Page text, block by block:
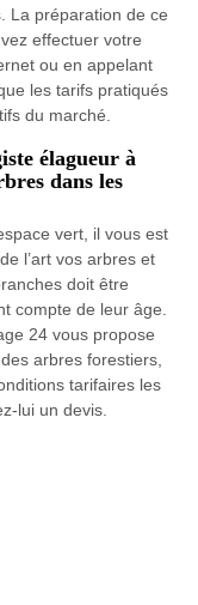
La préparation de ce
effectuer votre
ou en appelant
les tarifs pratiqués
du marché.
élagueur à
dans les
vert, il vous est
l’art vos arbres et
doit être
compte de leur âge.
24 vous propose
arbres forestiers,
tarifaires les
lui un devis.